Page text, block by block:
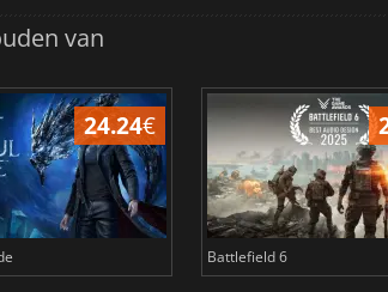
van
24.24€
Battlefield 6